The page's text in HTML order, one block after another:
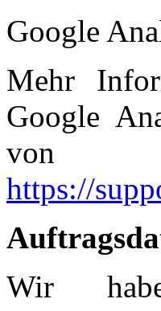
Google
Mehr
Google
https://
Wir